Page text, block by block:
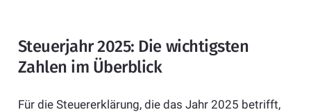
Steuerjahr 2025: Die wichtigsten
Zahlen im Überblick
Für die Steuererklärung, die das Jahr 2025 betrifft,